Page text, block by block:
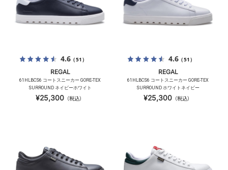
4.6（51）
REGAL
61HLBCS6 コートスニーカー GORE-TEX
SURROUND ネイビーホワイト
¥25,300 （税込）
4.6（51）
REGAL
61HLBCS6 コートスニーカー GORE-TEX
SURROUND ホワイトネイビー
¥25,300 （税込）